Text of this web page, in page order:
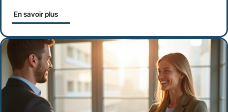
En savoir plus